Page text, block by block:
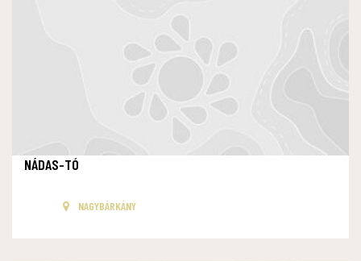
NÁDAS-TÓ
NAGYBÁRKÁNY